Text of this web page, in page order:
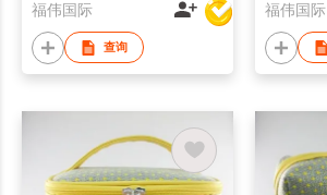
福伟国际
查询
福伟国际